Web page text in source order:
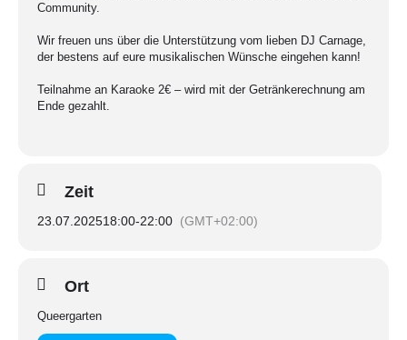
Community.
Wir freuen uns über die Unterstützung vom lieben DJ Carnage,
der bestens auf eure musikalischen Wünsche eingehen kann!
Teilnahme an Karaoke 2€ – wird mit der Getränkerechnung am
Ende gezahlt.
Zeit
23.07.202518:00-22:00 (GMT+02:00)
Ort
Queergarten